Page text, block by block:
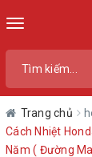
Toggle
Trang chủ
Cách Nhiệt
Năm ( Đường